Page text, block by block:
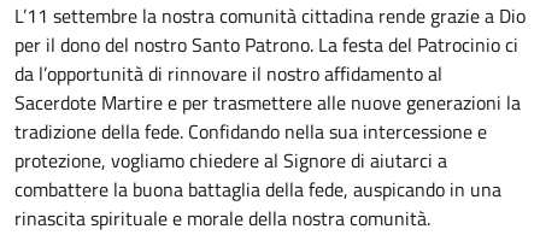
L’11 settembre la nostra comunità cittadina rende grazie a Dio
per il dono del nostro Santo Patrono. La festa del Patrocinio ci
da l’opportunità di rinnovare il nostro affidamento al
Sacerdote Martire e per trasmettere alle nuove generazioni la
tradizione della fede. Confidando nella sua intercessione e
protezione, vogliamo chiedere al Signore di aiutarci a
combattere la buona battaglia della fede, auspicando in una
rinascita spirituale e morale della nostra comunità.